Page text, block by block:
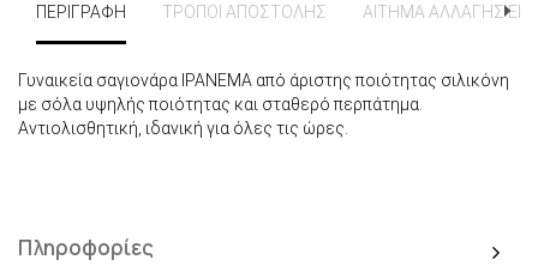
ΠΕΡΙΓΡΑΦΗ ΤΡΟΠΟΙ ΑΠΟΣΤΟΛΗΣ ΑΙΤΗΜΑ ΑΛΛΑΓΗΣ
Γυναικεία σαγιονάρα IPANEMA από άριστης ποιότητας σιλικόνη
με σόλα υψηλής ποιότητας και σταθερό περπάτημα.
Αντιολισθητική, ιδανική για όλες τις ώρες.
Πληροφορίες